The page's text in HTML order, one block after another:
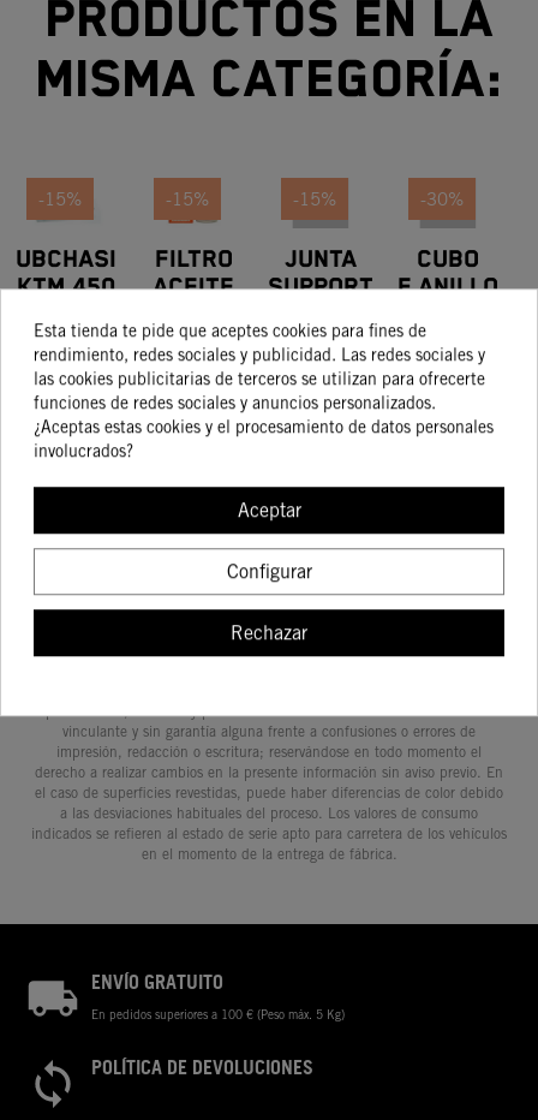
productos en la
misma categoría:
-15%
SUBCHASIS
KTM 450
378,00 €
321,30 €
COMPRAR
-15%
FILTRO
ACEITE
7,08 €
6,02 €
-15%
JUNTA
SUPPORT
16,21 €
13,78 €
-30%
CUBO
F.ANILLO
15X25X9
10,04 €
7,03 €
Determinadas características de los vehículos que aparecen en las
prestaciones, medidas y pesos de los vehículos se ofrecen de forma no
vinculante y sin garantía alguna frente a confusiones o errores de
impresión, redacción o escritura; reservándose en todo momento el
derecho a realizar cambios en la presente información sin aviso previo. En
el caso de superficies revestidas, puede haber diferencias de color debido
a las desviaciones habituales del proceso. Los valores de consumo
indicados se refieren al estado de serie apto para carretera de los vehículos
en el momento de la entrega de fábrica.
ENVÍO GRATUITO
En pedidos superiores a 100 € (Peso máx. 5 Kg)
POLÍTICA DE DEVOLUCIONES
Esta tienda te pide que aceptes cookies para fines de
rendimiento, redes sociales y publicidad. Las redes sociales y
las cookies publicitarias de terceros se utilizan para ofrecerte
funciones de redes sociales y anuncios personalizados.
¿Aceptas estas cookies y el procesamiento de datos personales
involucrados?
Aceptar
Configurar
Rechazar